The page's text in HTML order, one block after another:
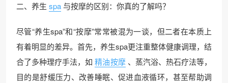
二、养生 spa与按摩的区别：你真的了解吗？
尽管“养生spa”和“按摩”常常被混为一谈，但二者在本质上
有着明显的差异。首先，养生spa更注重整体健康调理，结
合了多种理疗手法，如 精油按摩 、蒸汽浴、热石疗法等，
目的是舒缓压力、改善睡眠、促进血液循环，甚至帮助调